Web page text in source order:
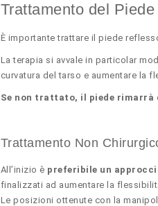
Trattamento del
È importante trattare il piede
La terapia si avvale in particolar
curvatura del tarso e aumentare la
Se non trattato, il piede rimarrà
Trattamento Non
All’inizio è preferibile un
finalizzati ad aumentare la
Le posizioni ottenute con la